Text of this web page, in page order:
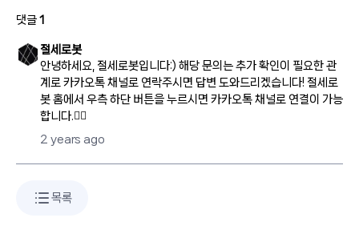
댓글1
절세로봇
안녕하세요, 절세로봇입니다:) 해당 문의는 추가 확인이 필요한 관
계로 카카오톡 채널로 연락주시면 답변 도와드리겠습니다! 절세로
봇 홈에서 우측 하단 버튼을 누르시면 카카오톡 채널로 연결이 가능
합니다.🙇‍♀️
2 years ago
목록